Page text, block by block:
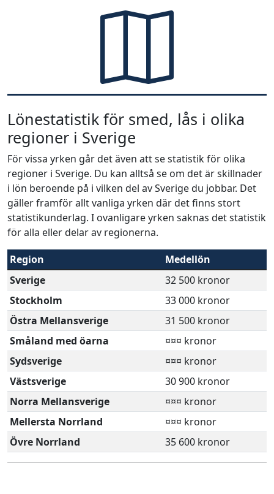
Lönestatistik för smed, lås i olika
regioner i Sverige
För vissa yrken går det även att se statistik för olika
regioner i Sverige. Du kan alltså se om det är skillnader
i lön beroende på i vilken del av Sverige du jobbar. Det
gäller framför allt vanliga yrken där det finns stort
statistikunderlag. I ovanligare yrken saknas det statistik
för alla eller delar av regionerna.
Region
Medellön
Sverige
32 500 kronor
Stockholm
33 000 kronor
Östra Mellansverige
31 500 kronor
Småland med öarna
¤¤¤ kronor
Sydsverige
¤¤¤ kronor
Västsverige
30 900 kronor
Norra Mellansverige
¤¤¤ kronor
Mellersta Norrland
¤¤¤ kronor
Övre Norrland
35 600 kronor